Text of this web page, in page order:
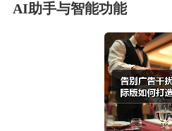
AI助手与智能功能